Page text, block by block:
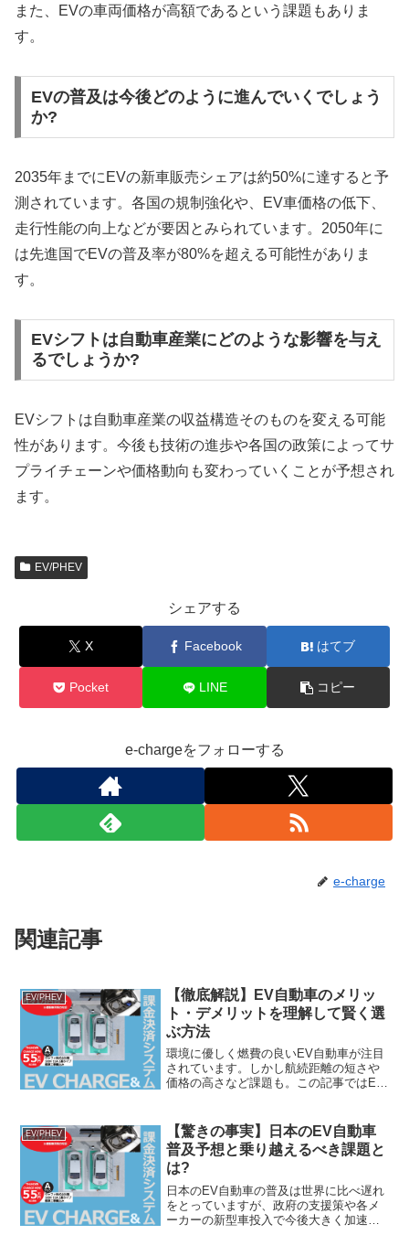
また、EVの車両価格が高額であるという課題もありま
す。
EVの普及は今後どのように進んでいくでしょう
か?
2035年までにEVの新車販売シェアは約50%に達すると予
測されています。各国の規制強化や、EV車価格の低下、
走行性能の向上などが要因とみられています。2050年に
は先進国でEVの普及率が80%を超える可能性がありま
す。
EVシフトは自動車産業にどのような影響を与え
るでしょうか?
EVシフトは自動車産業の収益構造そのものを変える可能
性があります。今後も技術の進歩や各国の政策によってサ
プライチェーンや価格動向も変わっていくことが予想され
ます。
EV/PHEV
シェアする
X Facebook はてブ
Pocket LINE コピー
e-chargeをフォローする
e-charge
関連記事
EV/PHEV
【徹底解説】EV自動車のメリッ
ト・デメリットを理解して賢く選
ぶ方法
環境に優しく燃費の良いEV自動車が注目
されています。しかし航続距離の短さや
価格の高さなど課題も。この記事ではEV
賢くEV自動車を選ぶための情報満載の一
本です。はじめに近...
EV/PHEV
【驚きの事実】日本のEV自動車
普及予想と乗り越えるべき課題と
は?
日本のEV自動車の普及は世界に比べ遅れ
をとっていますが、政府の支援策や各メ
ーカーの新型車投入で今後大きく加速す